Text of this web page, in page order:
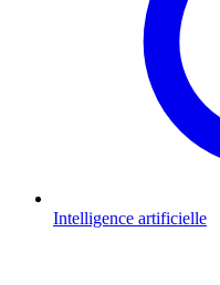
Intelligence artificielle